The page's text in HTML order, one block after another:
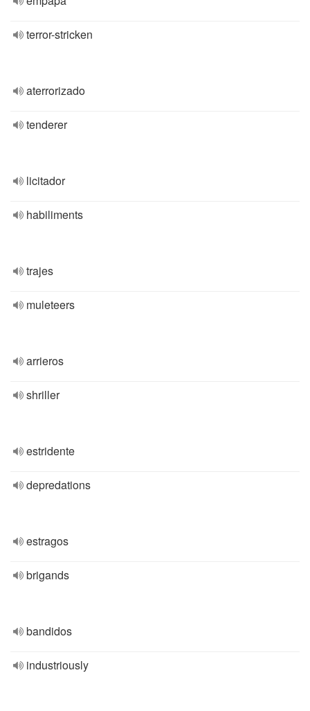
terror-stricken
aterrorizado
tenderer
licitador
habiliments
trajes
muleteers
arrieros
shriller
estridente
depredations
estragos
brigands
bandidos
industriously